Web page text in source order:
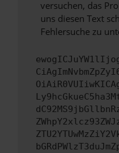
versuchen, das
uns diesen Text
Fehlersuche zu